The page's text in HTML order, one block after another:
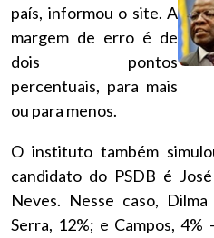
país, informou o site. A
margem de erro é de
dois pontos
percentuais, para mais
ou para menos.
O instituto também
candidato do PSDB é
Neves. Nesse caso,
Serra, 12%; e Campos,